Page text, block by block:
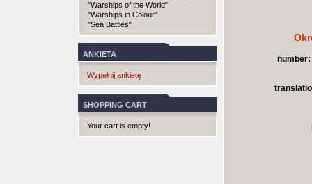
"Warships of the World"
"Warships in Colour"
"Sea Battles"
ANKIETA
Wypełnij ankietę
SHOPPING CART
Your cart is empty!
number: